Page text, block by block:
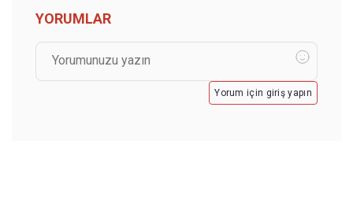
YORUMLAR
Yorum için giriş yapın